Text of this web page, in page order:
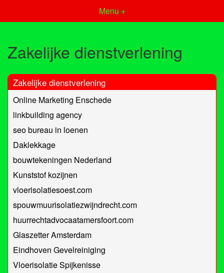
Menu +
Zakelijke dienstverlening
Zakelijke dienstverlening
Online Marketing Enschede
linkbuilding agency
seo bureau in loenen
Daklekkage
bouwtekeningen Nederland
Kunststof kozijnen
vloerisolatiesoest.com
spouwmuurisolatiezwijndrecht.com
huurrechtadvocaatamersfoort.com
Glaszetter Amsterdam
Eindhoven Gevelreiniging
Vloerisolatie Spijkenisse